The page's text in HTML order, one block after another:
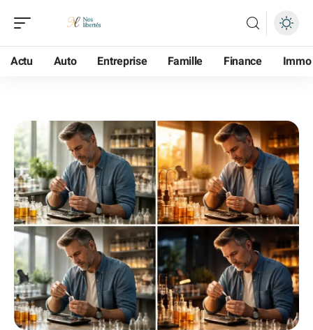
Actu Auto Entreprise Famille Finance Immo